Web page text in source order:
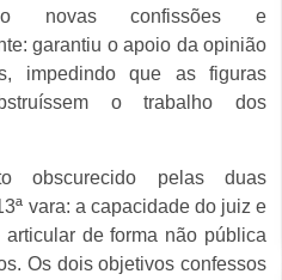
novas confissões e
garantiu o apoio da opinião
impedindo que as figuras
o trabalho dos
obscurecido pelas duas
vara: a capacidade do juiz e
de forma não pública
Os dois objetivos confessos